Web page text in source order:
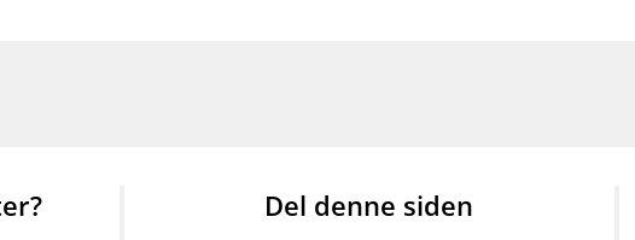
Del denne siden